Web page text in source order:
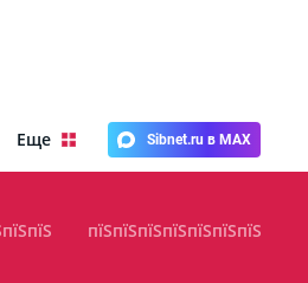
Еще Sibnet.ru в MAX
пїЅпїЅпїЅпїЅпїЅпїЅпїЅ